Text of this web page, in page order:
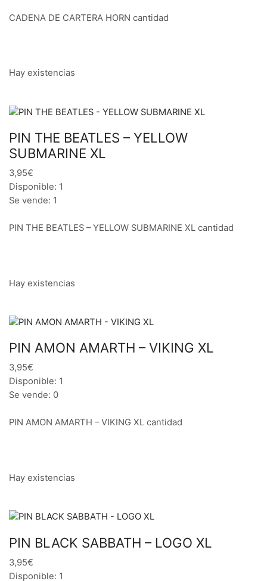
CADENA DE CARTERA HORN cantidad
Hay existencias
PIN THE BEATLES – YELLOW
SUBMARINE XL
3,95€
Disponible: 1
Se vende: 1
PIN THE BEATLES – YELLOW SUBMARINE XL cantidad
Hay existencias
PIN AMON AMARTH – VIKING XL
3,95€
Disponible: 1
Se vende: 0
PIN AMON AMARTH – VIKING XL cantidad
Hay existencias
PIN BLACK SABBATH – LOGO XL
3,95€
Disponible: 1